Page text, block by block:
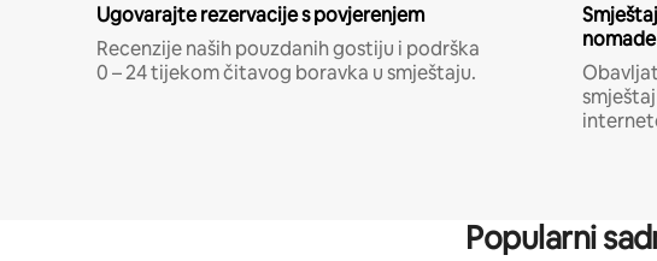
Ugovarajte rezervacije s povjerenjem
Recenzije naših pouzdanih gostiju i podrška
0 – 24 tijekom čitavog boravka u smještaju.
nomade
Popularni